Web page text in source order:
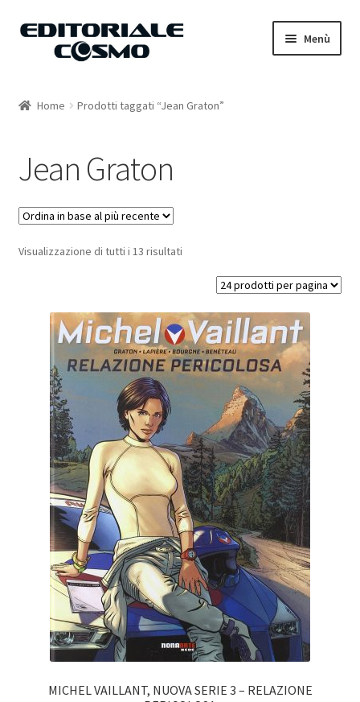
Vai
Vai
Menù
Carrello
Il mio account
Home Prodotti taggati “Jean Graton”
Jean Graton
Visualizzazione di tutti i 13 risultati
MICHEL VAILLANT, NUOVA SERIE 3 – RELAZIONE